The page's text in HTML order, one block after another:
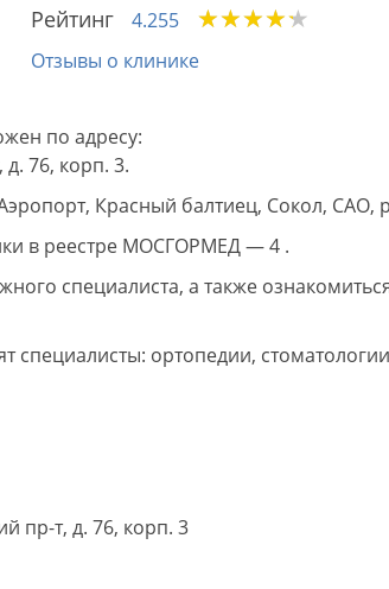
Рейтинг 4.255 ★★★★★
★★★★★
Отзывы о клинике
по адресу:
76, корп. 3.
Красный балтиец, Сокол, САО,
в реестре МОСГОРМЕД — 4 .
специалиста, а также
специалисты: ортопедии,
пр-т, д. 76, корп. 3